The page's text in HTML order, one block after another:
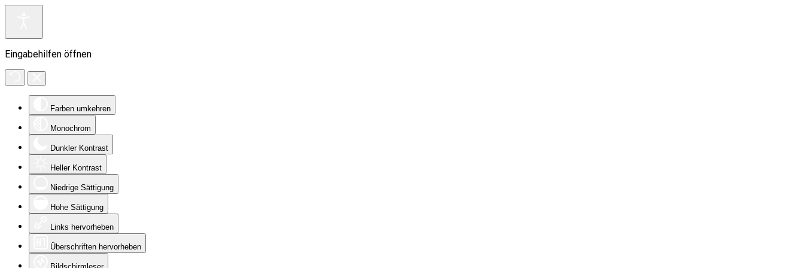
Eingabehilfen öffnen
Farben umkehren
Monochrom
Dunkler Kontrast
Heller Kontrast
Niedrige Sättigung
Hohe Sättigung
Links hervorheben
Überschriften hervorheben